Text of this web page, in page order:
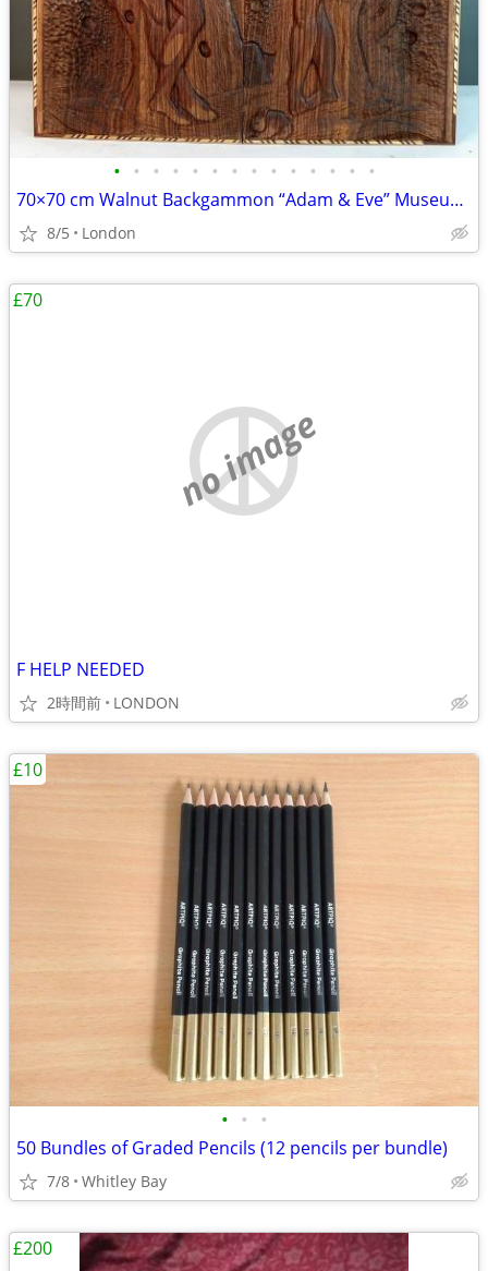
• • • • • • • • • • • • • •
70×70 cm Walnut Backgammon “Adam & Eve” Museum Grade
8/5 London
no image
F HELP NEEDED
2時間前 LONDON
£70
• • •
50 Bundles of Graded Pencils (12 pencils per bundle)
7/8 Whitley Bay
£10
£200